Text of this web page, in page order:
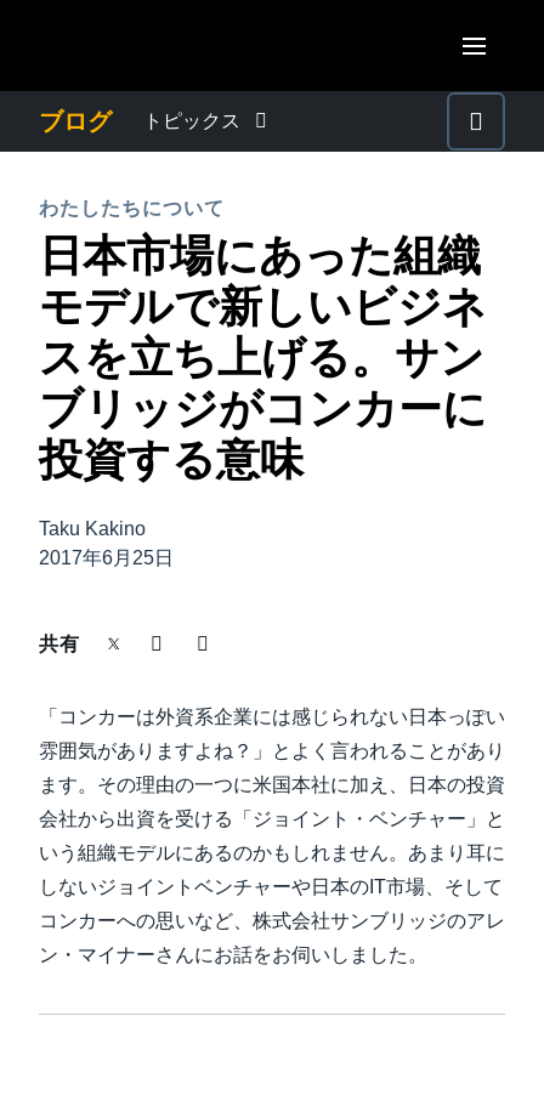
AMERICAS
Canada (Français)
México (Español)
Brasil (Português)
United Kingdom (English)
France (Français)
Deutschland (Deutsch)
Italia (Italiano)
Nederlands (English)
Norway (English)
ASIA PACIFIC
Australia (English)
India (English)
日本（日本語)
Singapore (English)
ブログ トピックス
プレスリリース
電子帳簿保存法・インボイス制度
経理・総務の豆知識
出張・経費管理トレンド
中堅・中小企業
サステナビリティ
働きかた改革
自治体・公共機関・教育機関等
わたしたちについて
日本市場にあった組織
モデルで新しいビジネ
スを立ち上げる。サン
ブリッジがコンカーに
投資する意味
Taku Kakino
2017年6月25日
共有
「コンカーは外資系企業には感じられない日本っぽい
雰囲気がありますよね？」とよく言われることがあり
ます。その理由の一つに米国本社に加え、日本の投資
会社から出資を受ける「ジョイント・ベンチャー」と
いう組織モデルにあるのかもしれません。あまり耳に
しないジョイントベンチャーや日本のIT市場、そして
コンカーへの思いなど、株式会社サンブリッジのアレ
ン・マイナーさんにお話をお伺いしました。